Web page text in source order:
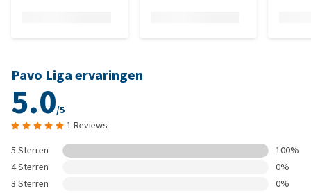
Pavo Liga ervaringen
5.0/5
1 Reviews
5 Sterren
100%
4 Sterren
0%
3 Sterren
0%